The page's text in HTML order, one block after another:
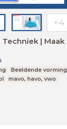
| Maak
Beeldende vorming
mavo, havo, vwo